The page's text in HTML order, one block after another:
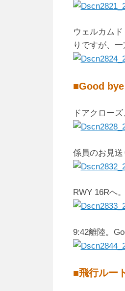
ウェルカム
りですが、
■Good
ドアクロー
係員のお見送
RWY 16Rへ
9:42離陸。
■飛行ルー